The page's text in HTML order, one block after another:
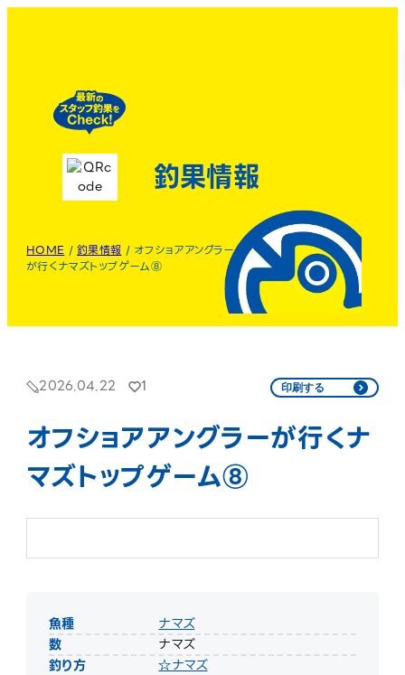
釣果情報
HOME /釣果情報 / オフショアアングラー
が行くナマズトップゲーム⑧
2026.04.22 1 印刷する
オフショアアングラーが行くナ
マズトップゲーム⑧
魚種
ナマズ
数
ナマズ
釣り方
☆ナマズ